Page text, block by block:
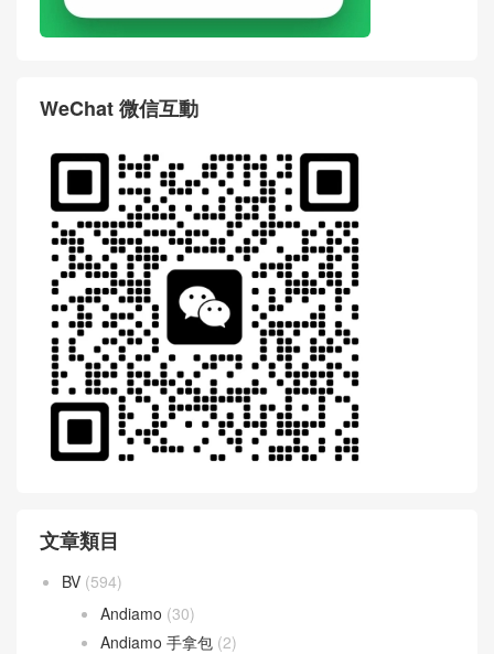
WeChat 微信互動
文章類目
BV (594)
Andiamo (30)
Andiamo 手拿包 (2)